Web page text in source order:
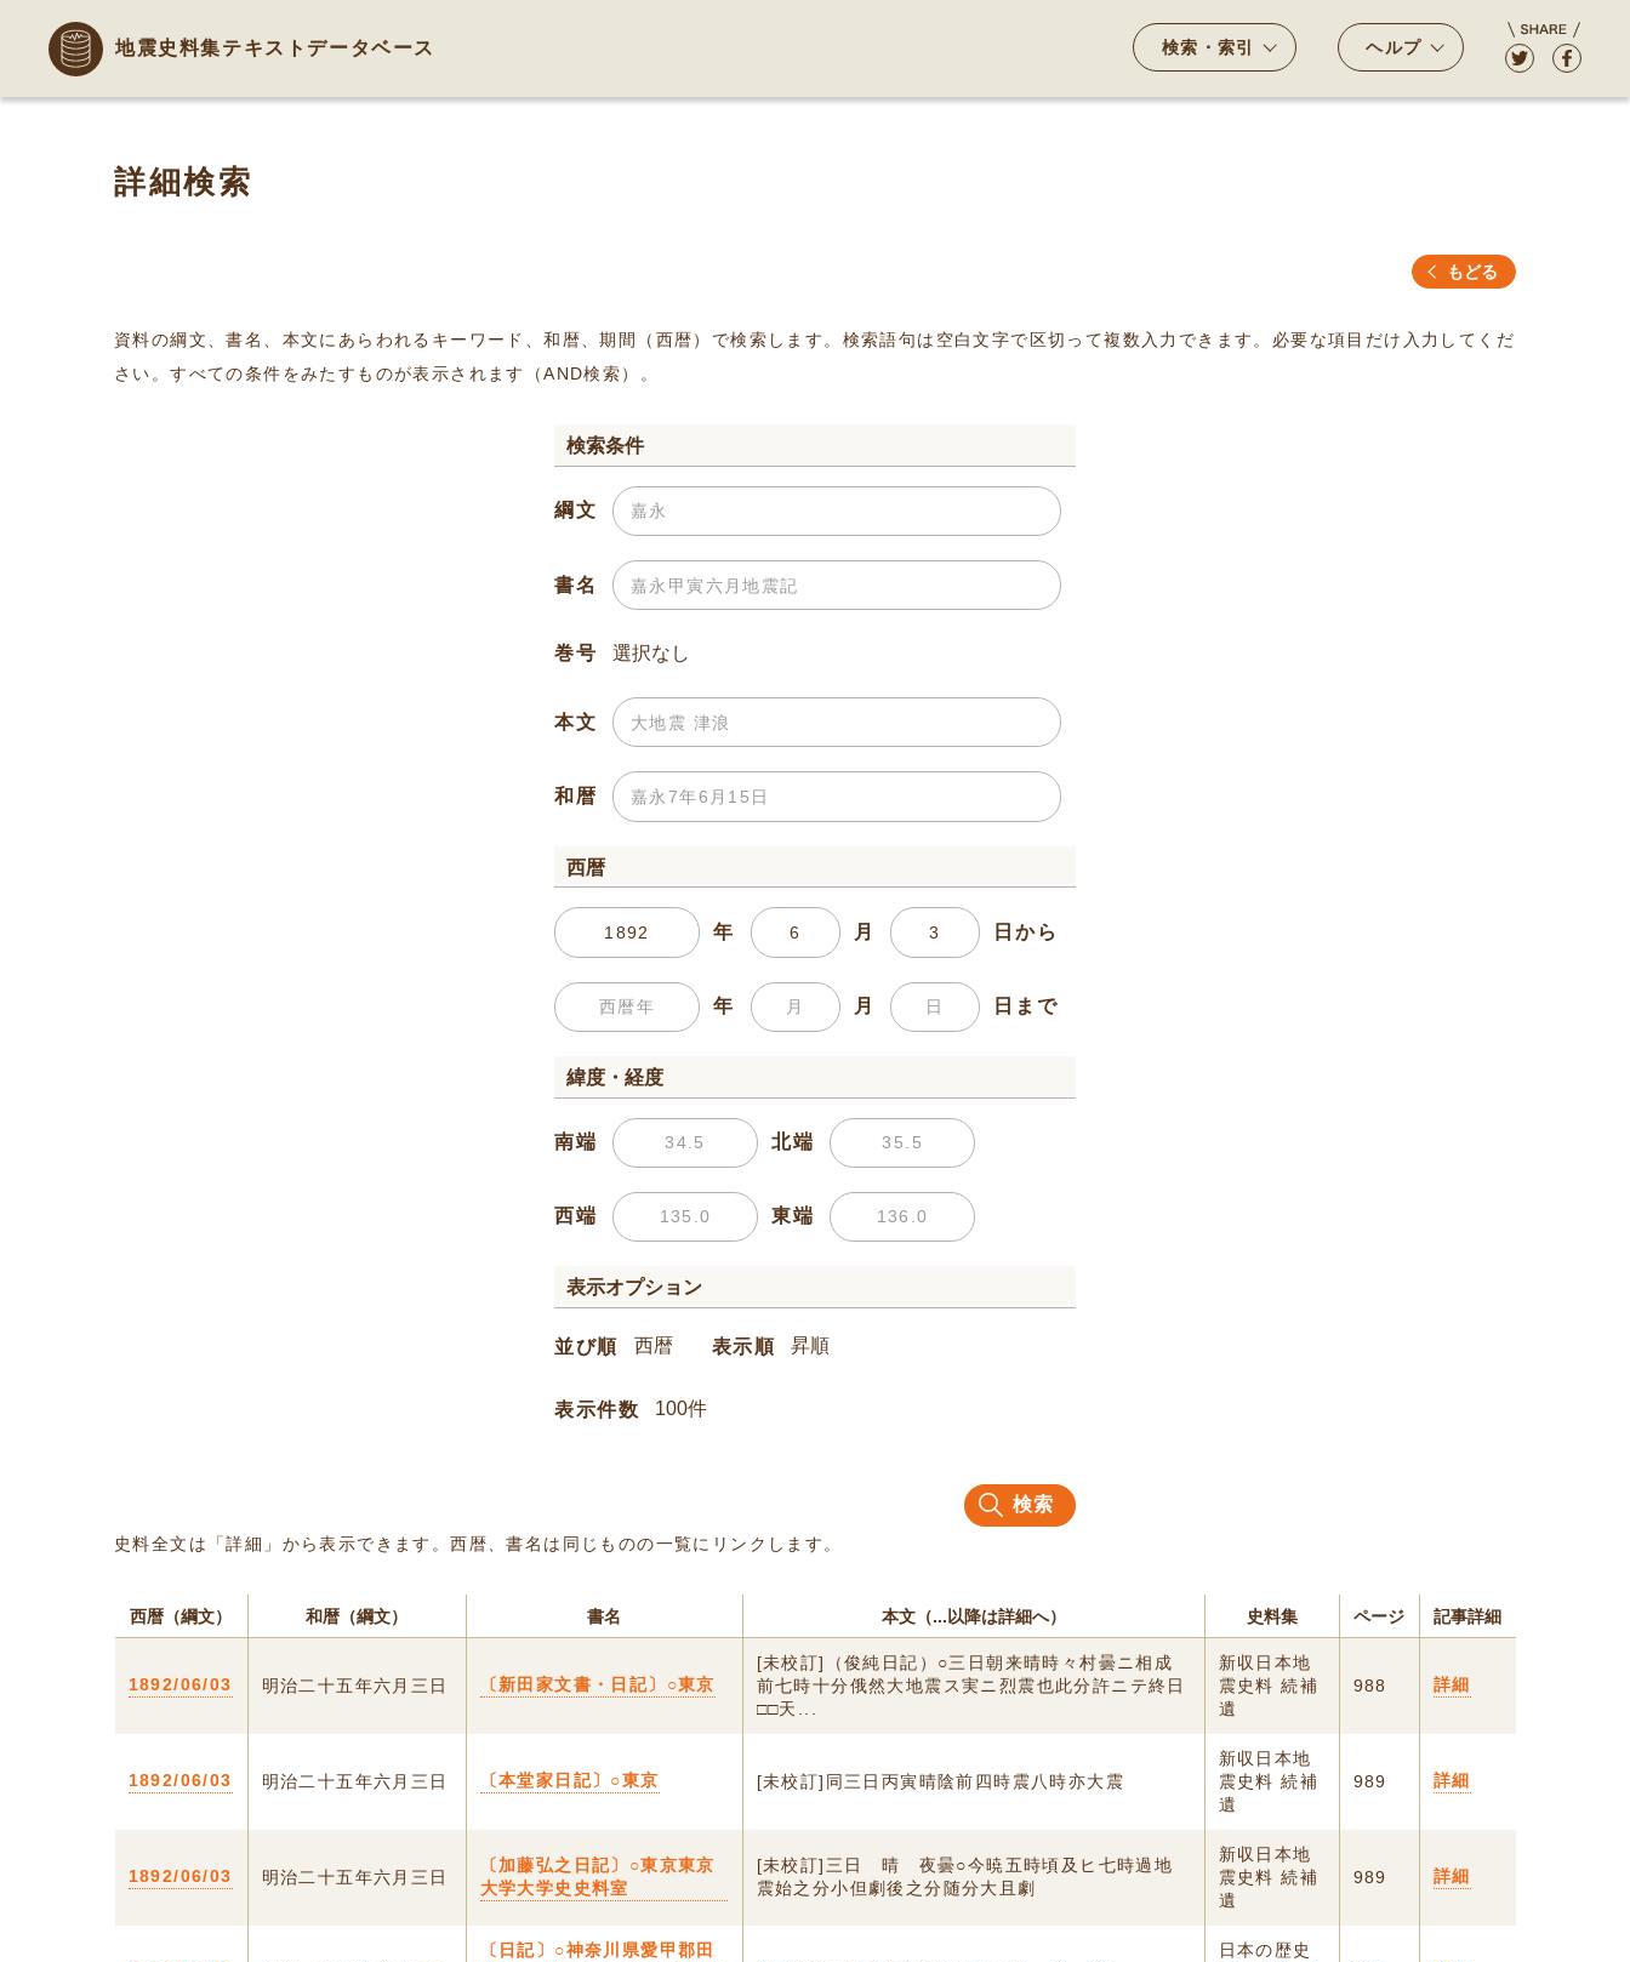
地震史料集テキストデータベース 検索・索引 ヘルプ
詳細検索
もどる
資料の綱文、書名、本文にあらわれるキーワード、和暦、期間（西暦）で検索します。検索語句は空白文字で区切って複数入力できます。必要な項目だけ入力してくだ
さい。すべての条件をみたすものが表示されます（AND検索）。
検索条件
綱文
書名
巻号
本文
和暦
西暦
年 月 日から
年 月 日まで
緯度・経度
南端 北端
西端 東端
表示オプション
並び順 表示順
表示件数
検索
史料全文は「詳細」から表示できます。西暦、書名は同じものの一覧にリンクします。
西暦（綱文） 和暦（綱文） 書名 本文（...以降は詳細へ） 史料集 ページ 記事詳細
1892/06/03 明治二十五年六月三日 〔新田家文書・日記〕○東京
[未校訂]（俊純日記）○三日朝来晴時々村曇ニ相成
前七時十分俄然大地震ス実ニ烈震也此分許ニテ終日
□□天...
新収日本地
震史料 続補
遺
988 詳細
1892/06/03 明治二十五年六月三日 〔本堂家日記〕○東京 [未校訂]同三日丙寅晴陰前四時震八時亦大震
新収日本地
震史料 続補
遺
989 詳細
1892/06/03 明治二十五年六月三日
〔加藤弘之日記〕○東京東京
大学大学史史料室
[未校訂]三日 晴 夜曇○今暁五時頃及ヒ七時過地
震始之分小但劇後之分随分大且劇
新収日本地
震史料 続補
遺
989 詳細
〔日記〕○神奈川県愛甲郡田
日本の歴史